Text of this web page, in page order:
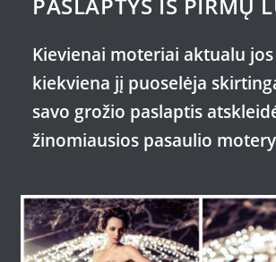
Kievienai moteriai aktualu
kiekviena jį puoselėja
savo grožio paslaptis
žinomiausios pasaulio